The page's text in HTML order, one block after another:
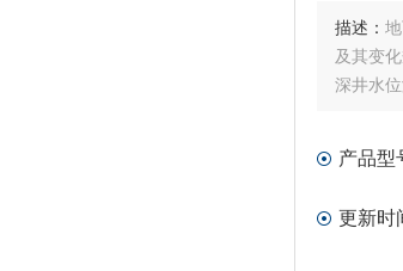
描述：
及其变
深井水
产品型
更新时